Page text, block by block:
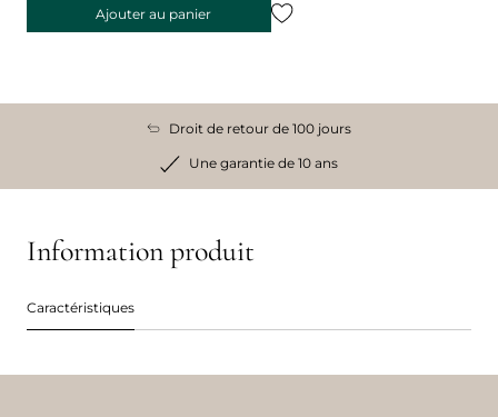
Ajouter au panier
Droit de retour de 100 jours
Une garantie de 10 ans
Information produit
Caractéristiques